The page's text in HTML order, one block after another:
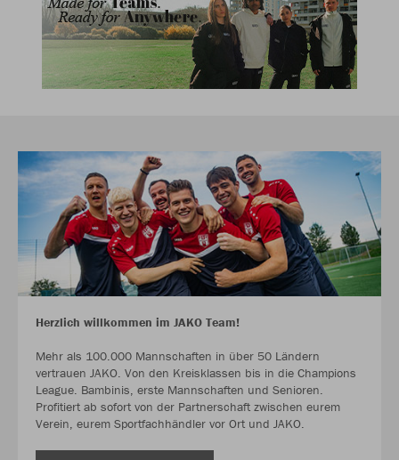
Herzlich willkommen im JAKO Team!
Mehr als 100.000 Mannschaften in über 50 Ländern
vertrauen JAKO. Von den Kreisklassen bis in die Champions
League. Bambinis, erste Mannschaften und Senioren.
Profitiert ab sofort von der Partnerschaft zwischen eurem
Verein, eurem Sportfachhändler vor Ort und JAKO.